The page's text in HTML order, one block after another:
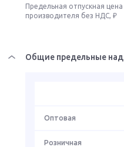
Предельная отпускная цена
производителя без НДС, ₽
Общие предельные
Оптовая
Розничная